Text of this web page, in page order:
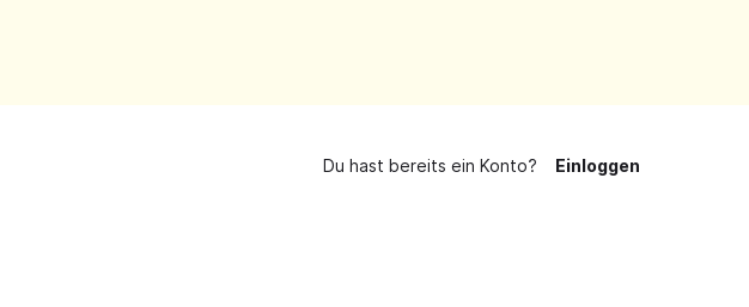
Du hast bereits ein Konto? Einloggen